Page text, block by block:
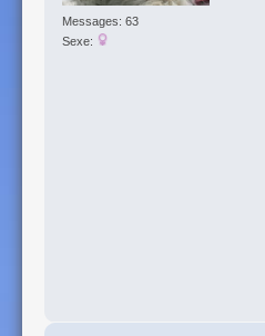
Messages: 63
Sexe: